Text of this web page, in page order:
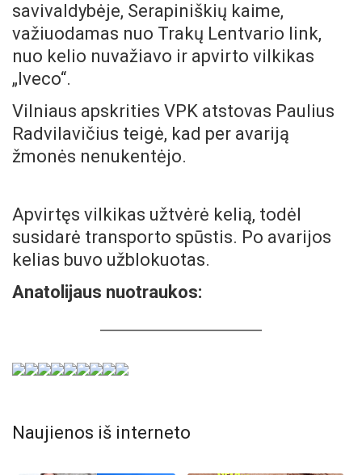
savivaldybėje, Serapiniškių kaime,
važiuodamas nuo Trakų Lentvario link,
nuo kelio nuvažiavo ir apvirto vilkikas
„Iveco“.
Vilniaus apskrities VPK atstovas Paulius
Radvilavičius teigė, kad per avariją
žmonės nenukentėjo.
Apvirtęs vilkikas užtvėrė kelią, todėl
susidarė transporto spūstis. Po avarijos
kelias buvo užblokuotas.
Anatolijaus nuotraukos:
Naujienos iš interneto